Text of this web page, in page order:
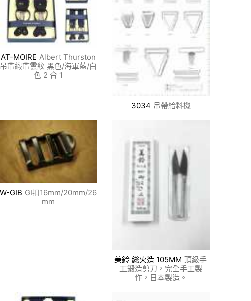
AT-MOIRE Albert Thurston
吊帶緞帶雲紋 黑色/海軍藍/白
色 2 合 1
3034 吊帶給料機
W-GIB GI扣16mm/20mm/26
mm
美鈴 総火造 105MM 頂級手
工鍛造剪刀，完全手工製
作，日本製造。